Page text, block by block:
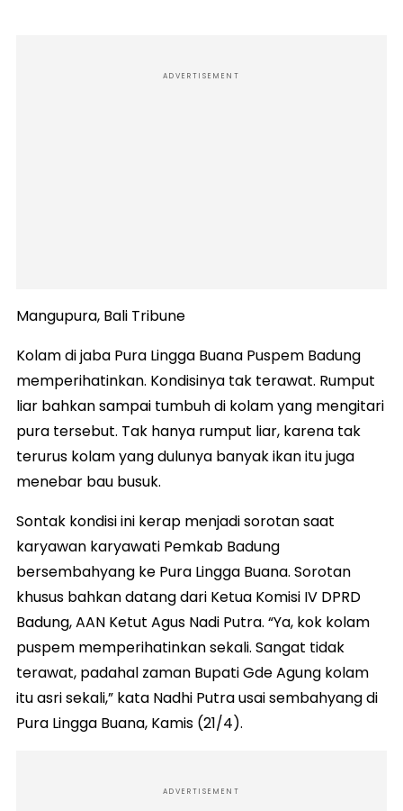
ADVERTISEMENT
Mangupura, Bali Tribune
Kolam di jaba Pura Lingga Buana Puspem Badung
memperihatinkan. Kondisinya tak terawat. Rumput
liar bahkan sampai tumbuh di kolam yang mengitari
pura tersebut. Tak hanya rumput liar, karena tak
terurus kolam yang dulunya banyak ikan itu juga
menebar bau busuk.
Sontak kondisi ini kerap menjadi sorotan saat
karyawan karyawati Pemkab Badung
bersembahyang ke Pura Lingga Buana. Sorotan
khusus bahkan datang dari Ketua Komisi IV DPRD
Badung, AAN Ketut Agus Nadi Putra. “Ya, kok kolam
puspem memperihatinkan sekali. Sangat tidak
terawat, padahal zaman Bupati Gde Agung kolam
itu asri sekali,” kata Nadhi Putra usai sembahyang di
Pura Lingga Buana, Kamis (21/4).
ADVERTISEMENT